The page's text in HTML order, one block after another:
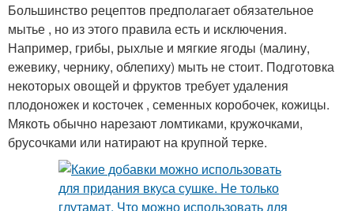
Большинство рецептов предполагает обязательное
мытье , но из этого правила есть и исключения.
Например, грибы, рыхлые и мягкие ягоды (малину,
ежевику, чернику, облепиху) мыть не стоит. Подготовка
некоторых овощей и фруктов требует удаления
плодоножек и косточек , семенных коробочек, кожицы.
Мякоть обычно нарезают ломтиками, кружочками,
брусочками или натирают на крупной терке.